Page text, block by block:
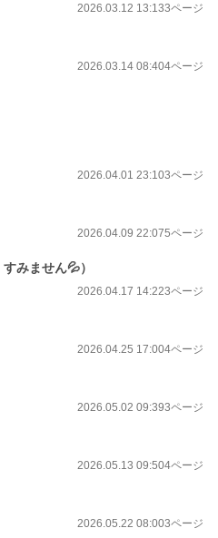
2026.03.12 13:133ページ
2026.03.14 08:404ページ
2026.04.01 23:103ページ
2026.04.09 22:075ページ
みません💦）
2026.04.17 14:223ページ
2026.04.25 17:004ページ
2026.05.02 09:393ページ
2026.05.13 09:504ページ
2026.05.22 08:003ページ